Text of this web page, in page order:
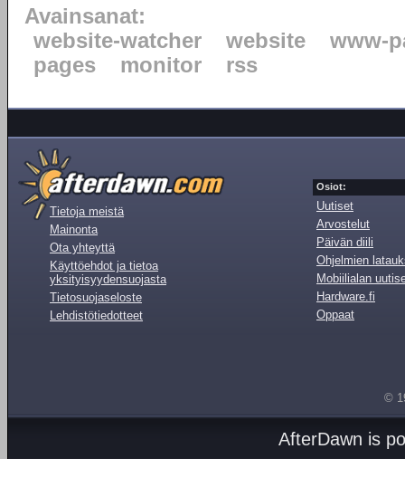
Avainsanat:
website-watcher
website
www-
pages
monitor rss
Tietoja meistä
Mainonta
Ota yhteyttä
Käyttöehdot ja tietoa
yksityisyydensuojasta
Tietosuojaseloste
Lehdistötiedotteet
Osiot:
Uutiset
Arvostelut
Päivän diili
Ohjelmien
Mobiilialan
Hardware.fi
Oppaat
©
AfterDawn is